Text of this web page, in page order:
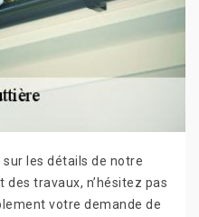
les détails de notre
travaux, n’hésitez pas
votre demande de